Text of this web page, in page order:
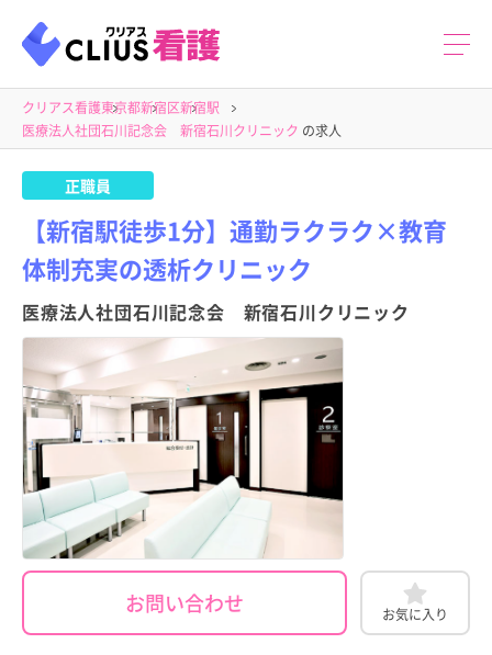
クリアス看護東京都新宿区新宿駅
医療法人社団石川記念会 新宿石川クリニック の求人
正職員
【新宿駅徒歩1分】通勤ラクラク×教育
体制充実の透析クリニック
医療法人社団石川記念会 新宿石川クリニック
お問い合わせ お気に入り